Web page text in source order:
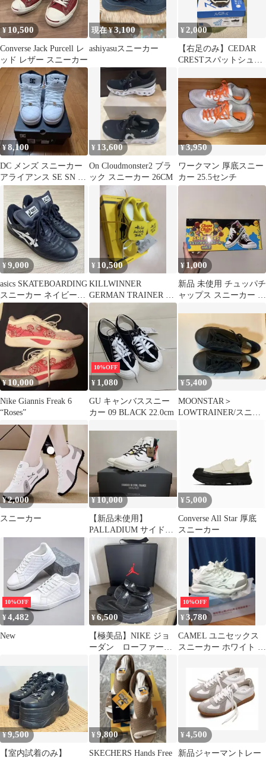
¥10,500
Converse Jack Purcell レ
ッド レザー スニーカー
現在 ¥3,100
ashiyasuスニーカー
¥ 2,000
【右足のみ】CEDAR
CRESTスパットシュー
¥8,100
DC メンズ スニーカー
アライアンス SE SN キ
ルティング ビッグロゴ
¥ 13,600
On Cloudmonster2 ブラ
ック スニーカー 26CM
¥3,950
ワークマン 厚底スニー
カー 25.5センチ
¥9,000
asics SKATEBOARDING
スニーカー ネイビー
27.5㎝
¥ 10,500
KILLWINNER
GERMAN TRAINER ス
ニーカー イエロー
¥ 1,000
新品 未使用 チュッパチ
ャップス スニーカー 黒
¥ 10,000
Nike Giannis Freak 6
“Roses”
10%OFF
¥ 1,080
GU キャンバススニー
カー 09 BLACK 22.0cm
¥5,400
MOONSTAR＞
LOWTRAINER/スニー
¥2,000
スニーカー
¥10,000
【新品未使用】
PALLADIUM サイドジ
ップ付ハイカットスニ
ーカー
¥5,000
Converse All Star 厚底
スニーカー
10%OFF
¥4,482
New
¥6,500
【極美品】NIKE ジョ
ーダン ローファー
25cm
10%OFF
¥3,780
CAMEL ユニセックス
スニーカー ホワイト グ
¥9,500
【室内試着のみ】
¥9,800
SKECHERS Hands Free
¥4,500
新品ジャーマントレー